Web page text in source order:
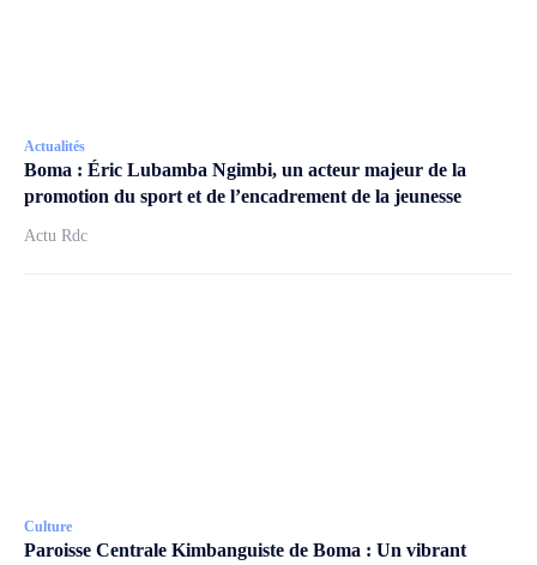
Actualités
Boma : Éric Lubamba Ngimbi, un acteur majeur de la
promotion du sport et de l’encadrement de la jeunesse
Actu Rdc
Culture
Paroisse Centrale Kimbanguiste de Boma : Un vibrant